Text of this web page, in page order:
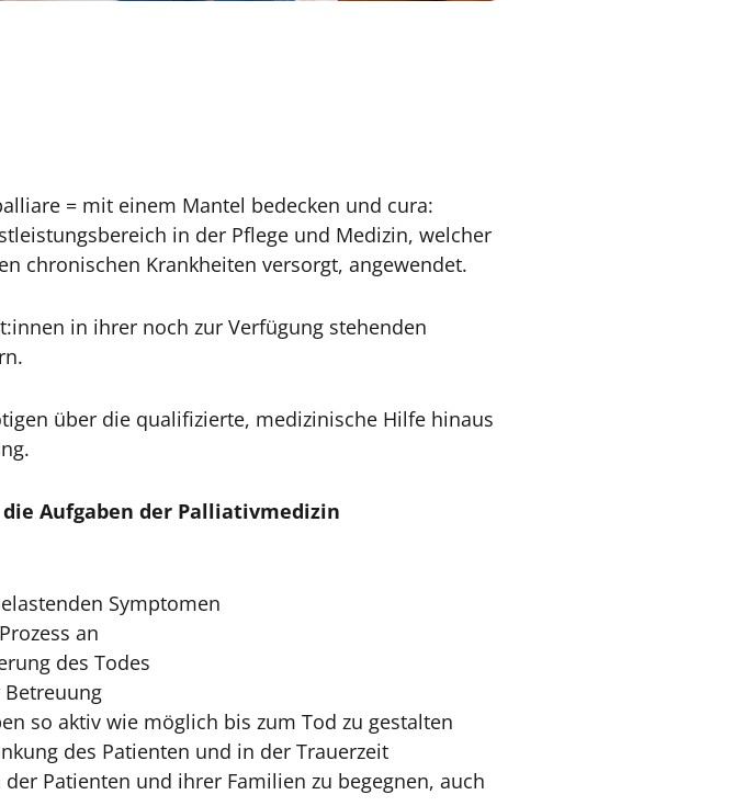
= mit einem Mantel bedecken und cura:
in der Pflege und Medizin, welcher
chronischen Krankheiten versorgt, angewendet.
in ihrer noch zur Verfügung stehenden
über die qualifizierte, medizinische Hilfe hinaus
Aufgaben der Palliativmedizin
Symptomen
an
des Todes
so aktiv wie möglich bis zum Tod zu gestalten
des Patienten und in der Trauerzeit
Patienten und ihrer Familien zu begegnen, auch